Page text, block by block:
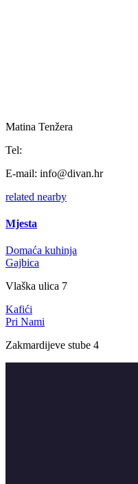
Matina Tenžera
Tel:
E-mail: info@divan.hr
related nearby
Mjesta
Domaća kuhinja
Gajbica
Vlaška ulica 7
Kafići
Pri Nami
Zakmardijeve stube 4